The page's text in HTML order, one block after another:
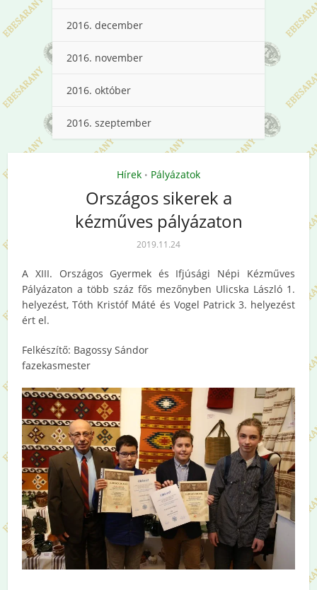
2016. december
2016. november
2016. október
2016. szeptember
Hírek • Pályázatok
Országos sikerek a
kézműves pályázaton
2019.11.24
A XIII. Országos Gyermek és Ifjúsági Népi Kézműves
Pályázaton a több száz fős mezőnyben Ulicska László 1.
helyezést, Tóth Kristóf Máté és Vogel Patrick 3. helyezést
ért el.
Felkészítő: Bagossy Sándor
fazekasmester